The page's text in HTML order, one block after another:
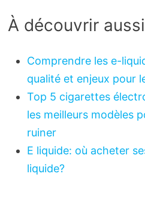
À découvrir
Comprendre les e-
qualité et enjeux pour
Top 5 cigarettes
les meilleurs modèles
ruiner
E liquide: où acheter
liquide?